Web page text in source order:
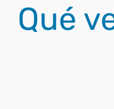
Qué